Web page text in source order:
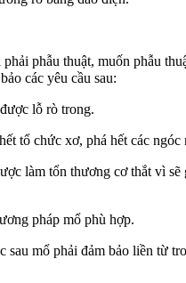
phẫu thuật, muốn phẫu
các yêu cầu sau:
lỗ rò trong.
chức xơ, phá hết các ngóc
làm tổn thương cơ thắt vì sẽ
pháp mổ phù hợp.
mổ phải đảm bảo liền từ